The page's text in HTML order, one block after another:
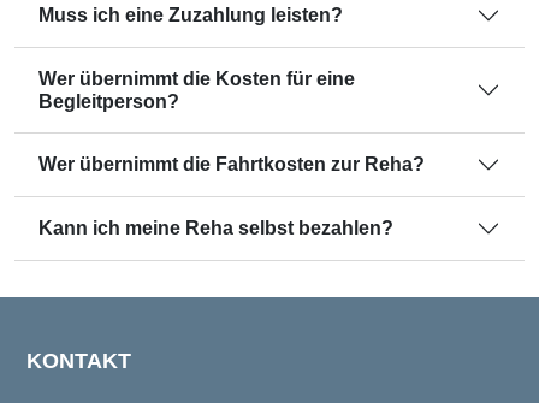
Muss ich eine Zuzahlung leisten?
Wer übernimmt die Kosten für eine
Begleitperson?
Wer übernimmt die Fahrtkosten zur Reha?
Kann ich meine Reha selbst bezahlen?
KONTAKT